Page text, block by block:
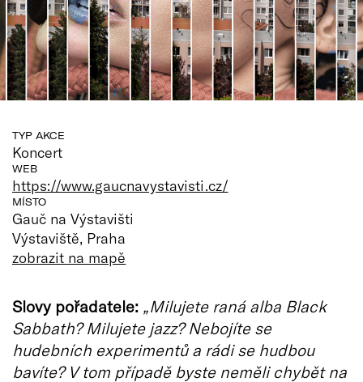
TYP AKCE
Koncert
WEB
https://www.gaucnavystavisti.cz/
MÍSTO
Gauč na Výstavišti
Výstaviště, Praha
zobrazit na mapě
Slovy pořadatele: „Milujete raná alba Black
Sabbath? Milujete jazz? Nebojíte se
hudebních experimentů a rádi se hudbou
bavíte? V tom případě byste neměli chybět na